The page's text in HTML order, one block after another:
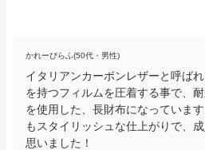
かれーぴらふ(50代・男性)
イタリアンカーボンレザーと呼ば
を持つフィルムを圧着する事で、
を使用した、長財布になっていま
もスタイリッシュな仕上がりで、
思いました！